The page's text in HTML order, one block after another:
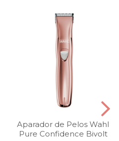
Aparador de Pelos Wahl
Pure Confidence Bivolt